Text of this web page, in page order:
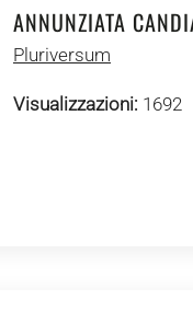
ANNUNZIATA
Pluriversum
Visualizzazioni: 1692